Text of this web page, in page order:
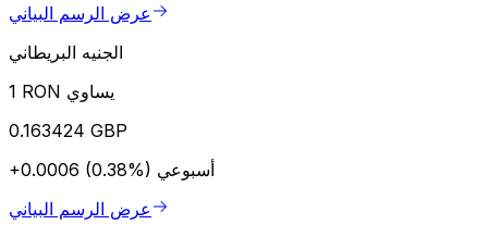
عرض الرسم البياني
الجنيه البريطاني
1 RON يساوي
0.163424 GBP
+0.0006 (0.38%) أسبوعي
عرض الرسم البياني